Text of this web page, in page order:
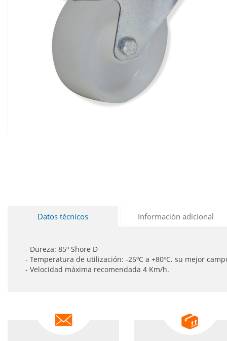
Datos técnicos Información adicional
- Dureza: 85º Shore D
- Temperatura de utilización: -25ºC a +80ºC. su mejor
- Velocidad máxima recomendada 4 Km/h.